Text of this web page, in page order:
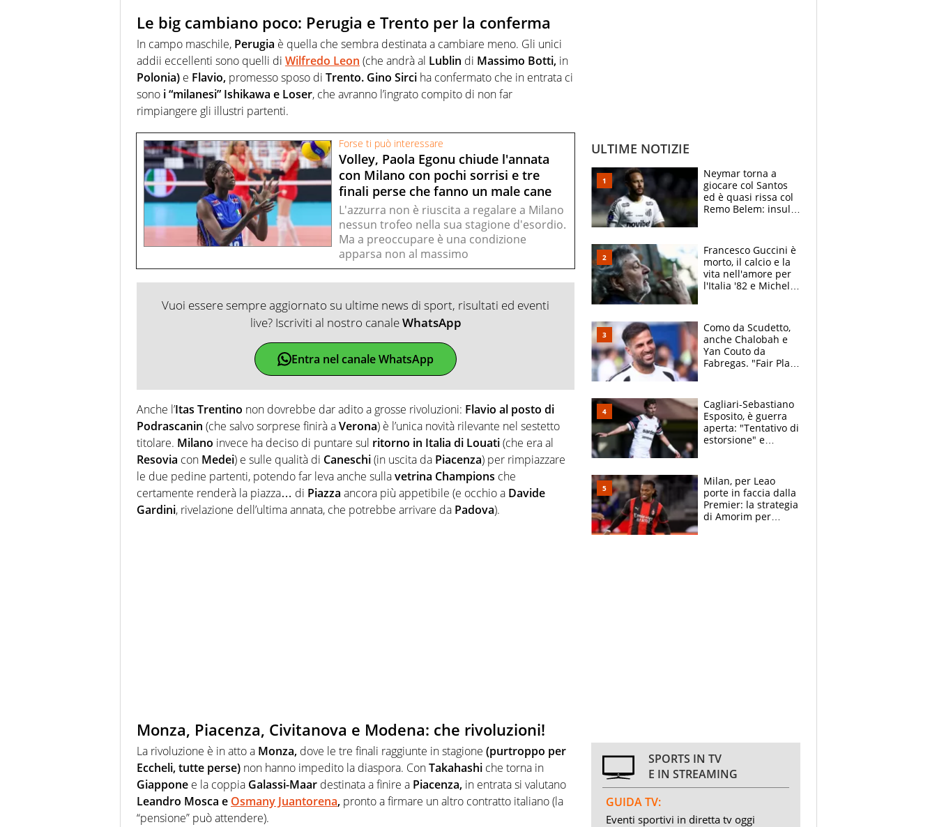
Le big cambiano poco: Perugia e Trento per la conferma
In campo maschile, Perugia è quella che sembra destinata a cambiare meno. Gli unici
addii eccellenti sono quelli di Wilfredo Leon (che andrà al Lublin di Massimo Botti, in
Polonia) e Flavio, promesso sposo di Trento. Gino Sirci ha confermato che in entrata ci
sono i “milanesi” Ishikawa e Loser, che avranno l’ingrato compito di non far
rimpiangere gli illustri partenti.
Forse ti può interessare
Volley, Paola Egonu chiude l'annata
con Milano con pochi sorrisi e tre
finali perse che fanno un male cane
L'azzurra non è riuscita a regalare a Milano
nessun trofeo nella sua stagione d'esordio.
Ma a preoccupare è una condizione
apparsa non al massimo
Vuoi essere sempre aggiornato su ultime news di sport, risultati ed eventi
live? Iscriviti al nostro canaleWhatsApp
Entra nel canale WhatsApp
Anche l’Itas Trentino non dovrebbe dar adito a grosse rivoluzioni: Flavio al posto di
Podrascanin (che salvo sorprese finirà aVerona) è l’unica novità rilevante nel sestetto
titolare. Milano invece ha deciso di puntare sul ritorno in Italia di Louati(che era al
Resovia con Medei) e sulle qualità di Caneschi(in uscita da Piacenza) per rimpiazzare
le due pedine partenti, potendo far leva anche sullavetrina Champions che
certamente renderà la piazza… di Piazza ancora più appetibile (e occhio a Davide
Gardini, rivelazione dell’ultima annata, che potrebbe arrivare da Padova).
Monza, Piacenza, Civitanova e Modena: che rivoluzioni!
La rivoluzione è in atto a Monza, dove le tre finali raggiunte in stagione (purtroppo per
Eccheli, tutte perse) non hanno impedito la diaspora. ConTakahashi che torna in
Giappone e la coppia Galassi-Maar destinata a finire a Piacenza, in entrata si valutano
Leandro Mosca e Osmany Juantorena, pronto a firmare un altro contratto italiano (la
“pensione” può attendere).
ULTIME NOTIZIE
Neymar torna a
giocare col Santos
ed è quasi rissa col
Remo Belem: insulti
Francesco Guccini è
morto, il calcio e la
vita nell'amore per
l'Italia '82 e Michel
e Juventus
Como da Scudetto,
anche Chalobah e
Yan Couto da
Fabregas. "Fair Play
multa"
Cagliari-Sebastiano
Esposito, è guerra
aperta: "Tentativo di
estorsione" e
Milan, per Leao
porte in faccia dalla
Premier: la strategia
di Amorim per
SPORTS IN TV
E IN STREAMING
GUIDA TV:
Eventi sportivi in diretta tv oggi